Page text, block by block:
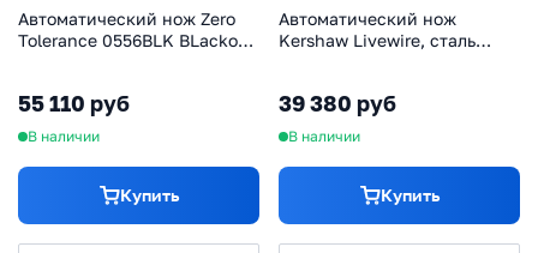
Автоматический нож Zero
Tolerance 0556BLK BLackout,
55 110 руб
В наличии
Купить
Автоматический нож
Kershaw Livewire, сталь
39 380 руб
В наличии
Купить